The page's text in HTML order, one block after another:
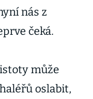
nás z
čeká.
může
oslabit,